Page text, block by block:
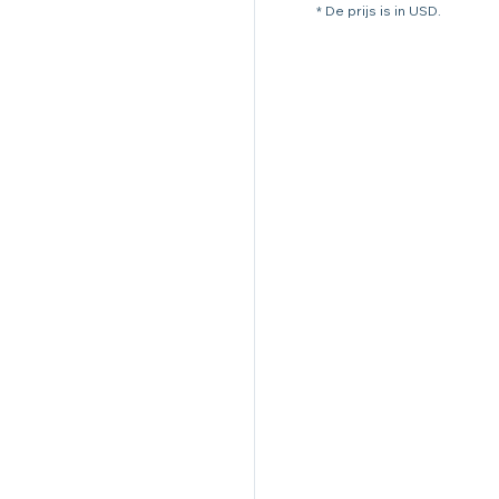
* De prijs is in USD.